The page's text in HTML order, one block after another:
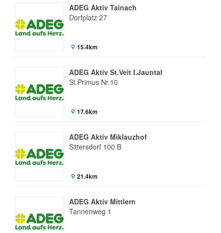
ADEG Aktiv Tainach
Dorfplatz 27
15.4km
ADEG Aktiv St.Veit I.Jauntal
St.Primus Nr.10
17.6km
ADEG Aktiv Miklauzhof
Sittersdorf 100 B
21.4km
ADEG Aktiv Mittlern
Tannenweg 1